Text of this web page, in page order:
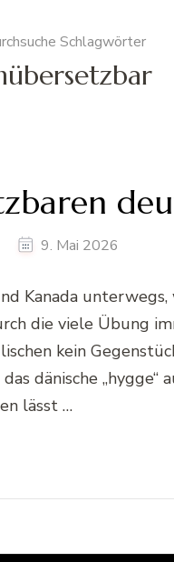
Schlagwörter
9. Mai 2026
Kanada
die viele Übung
kein
dänische
lässt …